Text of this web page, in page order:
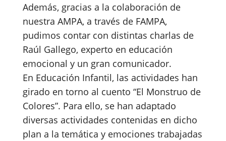
Además, gracias a la colaboración de
nuestra AMPA, a través de FAMPA,
pudimos contar con distintas charlas de
Raúl Gallego, experto en educación
emocional y un gran comunicador.
En Educación Infantil, las actividades han
girado en torno al cuento “El Monstruo de
Colores”. Para ello, se han adaptado
diversas actividades contenidas en dicho
plan a la temática y emociones trabajadas